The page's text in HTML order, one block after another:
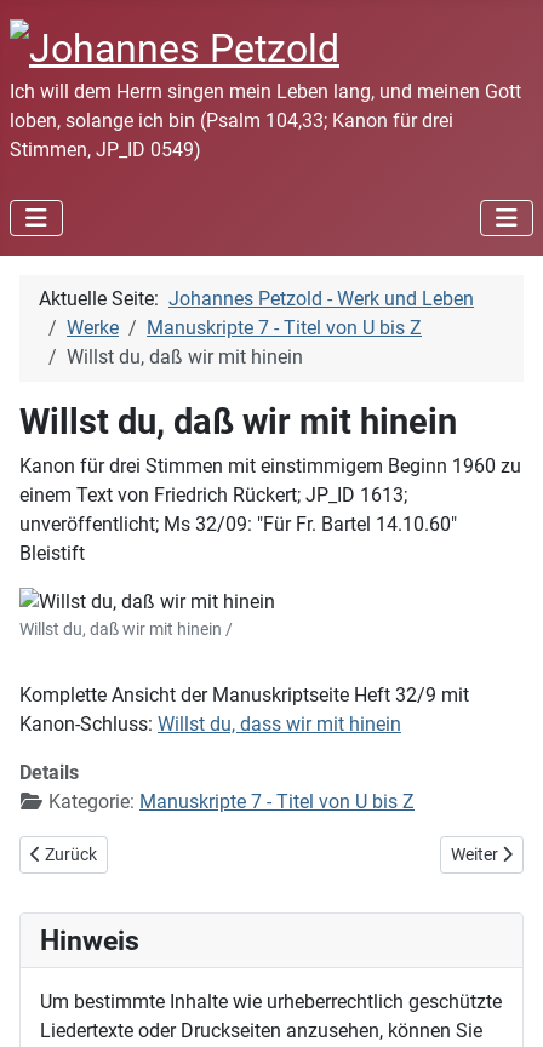
Ich will dem Herrn singen mein Leben lang, und meinen Gott
loben, solange ich bin (Psalm 104,33; Kanon für drei
Stimmen, JP_ID 0549)
Aktuelle Seite: Johannes Petzold - Werk und Leben
Werke
Manuskripte 7 - Titel von U bis Z
Willst du, daß wir mit hinein
Willst du, daß wir mit hinein
Kanon für drei Stimmen mit einstimmigem Beginn 1960 zu
einem Text von Friedrich Rückert; JP_ID 1613;
unveröffentlicht; Ms 32/09: "Für Fr. Bartel 14.10.60"
Bleistift
Willst du, daß wir mit hinein /
Komplette Ansicht der Manuskriptseite Heft 32/9 mit
Kanon-Schluss: Willst du, dass wir mit hinein
Details
Kategorie: Manuskripte 7 - Titel von U bis Z
Vorheriger Beitrag: Wie schön leuchtet der Morgenstern (EG 70)
Zurück Nächster
Weiter
Hinweis
Um bestimmte Inhalte wie urheberrechtlich geschützte
Liedertexte oder Druckseiten anzusehen, können Sie